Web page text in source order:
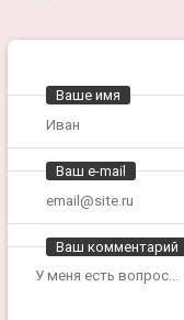
Ваше имя
Ваш e-mail
Ваш комментарий